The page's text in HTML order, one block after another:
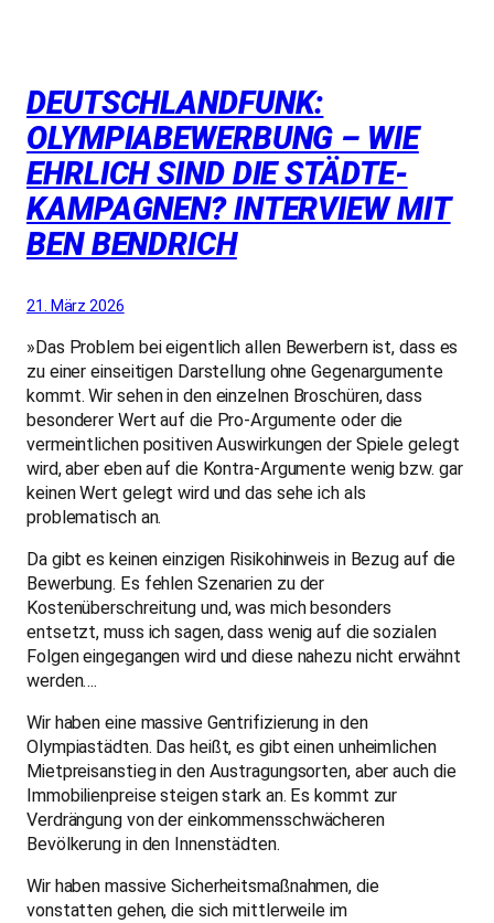
DEUTSCHLANDFUNK:
OLYMPIABEWERBUNG – WIE
EHRLICH SIND DIE STÄDTE-
KAMPAGNEN? INTERVIEW MIT
BEN BENDRICH
21. März 2026
»Das Problem bei eigentlich allen Bewerbern ist, dass es
zu einer einseitigen Darstellung ohne Gegenargumente
kommt. Wir sehen in den einzelnen Broschüren, dass
besonderer Wert auf die Pro-Argumente oder die
vermeintlichen positiven Auswirkungen der Spiele gelegt
wird, aber eben auf die Kontra-Argumente wenig bzw. gar
keinen Wert gelegt wird und das sehe ich als
problematisch an.
Da gibt es keinen einzigen Risikohinweis in Bezug auf die
Bewerbung. Es fehlen Szenarien zu der
Kostenüberschreitung und, was mich besonders
entsetzt, muss ich sagen, dass wenig auf die sozialen
Folgen eingegangen wird und diese nahezu nicht erwähnt
werden….
Wir haben eine massive Gentrifizierung in den
Olympiastädten. Das heißt, es gibt einen unheimlichen
Mietpreisanstieg in den Austragungsorten, aber auch die
Immobilienpreise steigen stark an. Es kommt zur
Verdrängung von der einkommensschwächeren
Bevölkerung in den Innenstädten.
Wir haben massive Sicherheitsmaßnahmen, die
vonstatten gehen, die sich mittlerweile im